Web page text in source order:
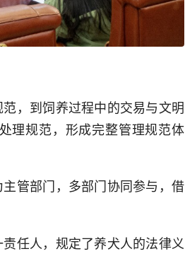
，到饲养过程中的交易与文明
理规范，形成完整管理规范体
管部门，多部门协同参与，借
任人，规定了养犬人的法律义